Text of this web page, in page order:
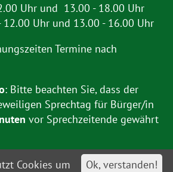
Uhr und 13.00 - 18.00 Uhr
12.00 Uhr und 13.00 - 16.00 Uhr
Termine nach
: Bitte beachten Sie, dass der
Sprechtag für Bürger/in
vor Sprechzeitende gewährt
Ok, verstanden!
Cookies um